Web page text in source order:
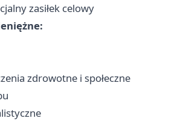
zasiłek celowy
zdrowotne i społeczne